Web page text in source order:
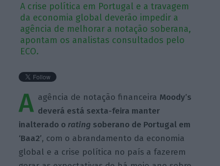
A crise política em Portugal e a travagem
da economia global deverão impedir a
agência de melhorar a notação soberana,
apontam os analistas consultados pelo
ECO.
A agência de notação financeira Moody’s
deverá está sexta-feira manter
inalterado o rating soberano de Portugal em
‘Baa2’, com o abrandamento da economia
global e a crise política no país a fazerem